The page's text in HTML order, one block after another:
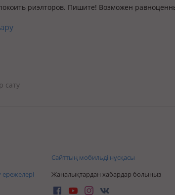
риэлторов. Пишите! Возможен
сату
Сайттың мобильді нұсқасы
Жаңалықтардан хабардар болыңыз